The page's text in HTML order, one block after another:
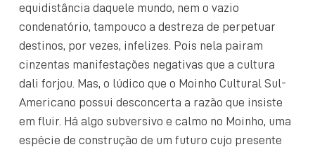
equidistância daquele mundo, nem o vazio
condenatório, tampouco a destreza de perpetuar
destinos, por vezes, infelizes. Pois nela pairam
cinzentas manifestações negativas que a cultura
dali forjou. Mas, o lúdico que o Moinho Cultural Sul-
Americano possui desconcerta a razão que insiste
em fluir. Há algo subversivo e calmo no Moinho, uma
espécie de construção de um futuro cujo presente